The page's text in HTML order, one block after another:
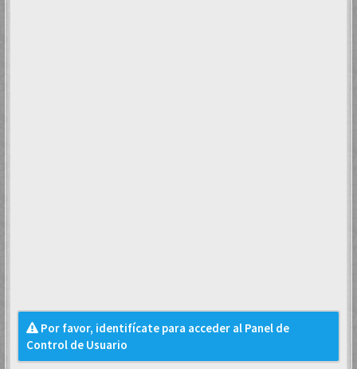
Por favor, identifícate para acceder al Panel de
Control de Usuario